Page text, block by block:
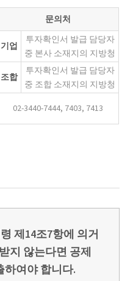
문의처
기업
투자확인서 발급 담당자
중 본사 소재지의 지방청
조합
투자확인서 발급 담당자
중 조합 소재지의 지방청
02-3440-7444, 7403, 7413
제14조7항에 의거
지 않는다면 공제
하여야 합니다.